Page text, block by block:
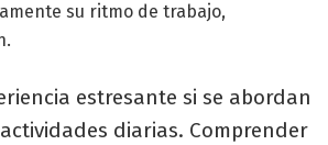
su ritmo de trabajo,
estresante si se abordan
diarias. Comprender